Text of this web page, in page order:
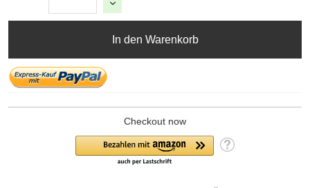
In den Warenkorb
Checkout now